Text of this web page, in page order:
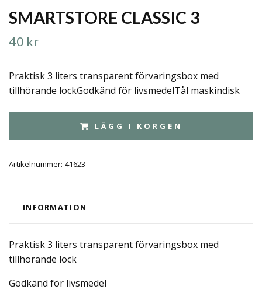
SMARTSTORE CLASSIC 3
40 kr
Praktisk 3 liters transparent förvaringsbox med
tillhörande lockGodkänd för livsmedelTål maskindisk
LÄGG I KORGEN
Artikelnummer: 41623
INFORMATION
Praktisk 3 liters transparent förvaringsbox med
tillhörande lock
Godkänd för livsmedel